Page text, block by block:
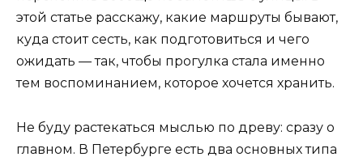
этой статье расскажу, какие маршруты бывают,
куда стоит сесть, как подготовиться и чего
ожидать — так, чтобы прогулка стала именно
тем воспоминанием, которое хочется хранить.
Не буду растекаться мыслью по древу: сразу о
главном. В Петербурге есть два основных типа